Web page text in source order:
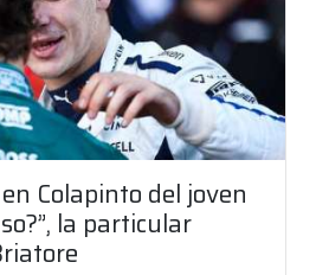
en Colapinto del joven
la particular